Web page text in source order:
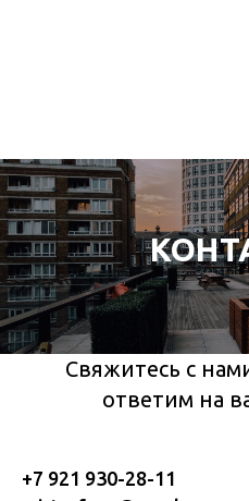
Свяжитесь с
ответим на
+7 921 930-28-11